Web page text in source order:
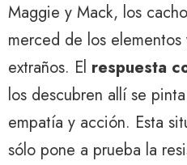
Maggie y Mack, los
merced de los
extraños. El respuesta
los descubren allí se
empatía y acción. Esta
sólo pone a prueba la